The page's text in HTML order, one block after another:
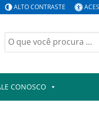
ALTO CONTRASTE
Buscar
por:
CONOSCO